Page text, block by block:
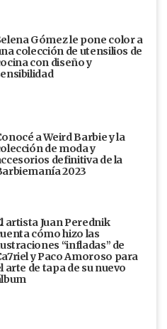
Gómez le pone color a
colección de utensilios de
con diseño y
a Weird Barbie y la
de moda y
definitiva de la
2023
artista Juan Perednik
cómo hizo las
“infladas” de
y Paco Amoroso para
arte de tapa de su nuevo